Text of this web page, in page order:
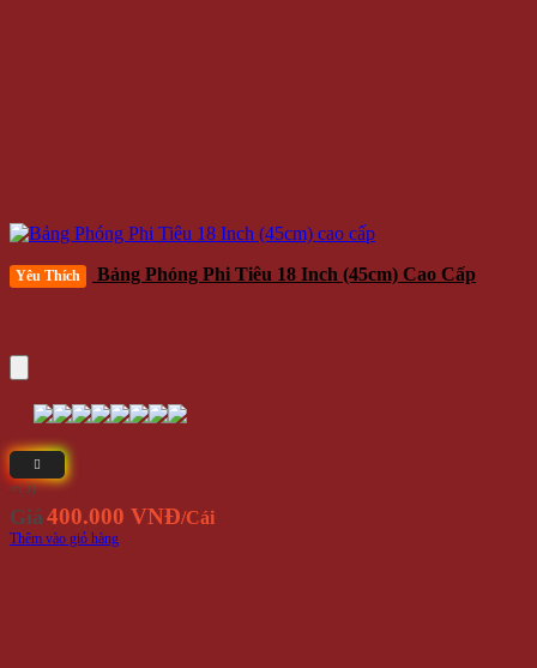
Yêu Thích Bảng Phóng Phi Tiêu 18 Inch (45cm) Cao Cấp
⭐(5)
Giá 400.000 VNĐ/Cái
Thêm vào giỏ hàng